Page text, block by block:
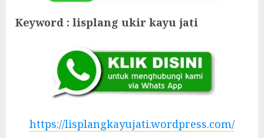
Keyword : lisplang ukir kayu jati
https://lisplangkayujati.wordpress.com/